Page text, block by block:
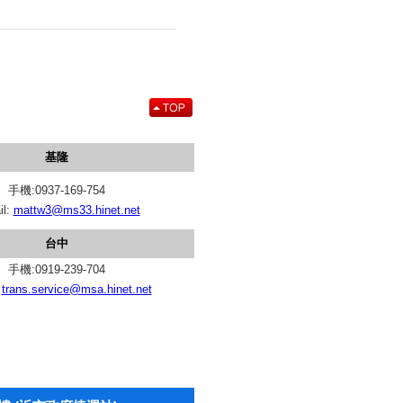
基隆
手機:0937-169-754
mattw3@ms33.hinet.net
台中
手機:0919-239-704
trans.service@msa.hinet.net